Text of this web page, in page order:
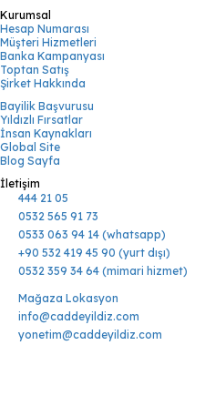
Kurumsal
Hesap Numarası
Müşteri Hizmetleri
Banka Kampanyası
Toptan Satış
Şirket Hakkında
Bayilik Başvurusu
Yıldızlı Fırsatlar
İnsan Kaynakları
Global Site
Blog Sayfa
İletişim
444 21 05
0532 565 91 73
0533 063 94 14 (whatsapp)
+90 532 419 45 90 (yurt dışı)
0532 359 34 64 (mimari hizmet)
Mağaza Lokasyon
info@caddeyildiz.com
yonetim@caddeyildiz.com